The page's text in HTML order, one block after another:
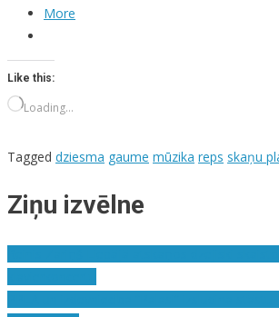
More
Like this:
Loading…
Tagged dziesma gaume mūzika reps skaņu
Ziņu izvēlne